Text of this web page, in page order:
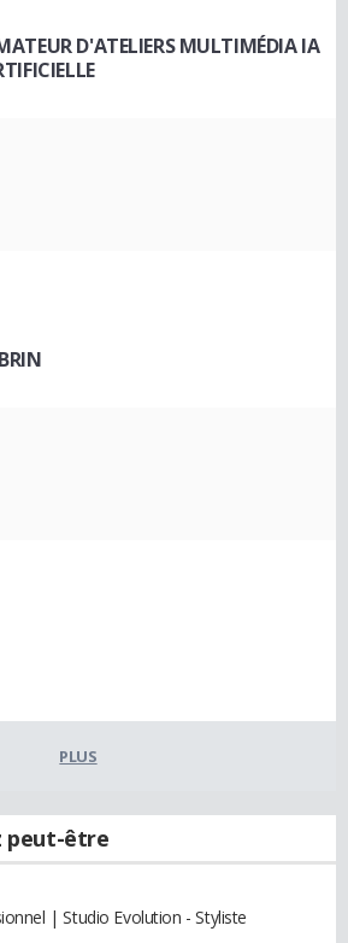
D'ATELIERS MULTIMÉDIA IA
PLUS
peut-être
| Studio Evolution - Styliste